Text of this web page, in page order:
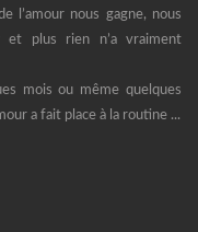
l’amour nous gagne, nous
et plus rien n’a vraiment
mois ou même quelques
a fait place à la routine ...